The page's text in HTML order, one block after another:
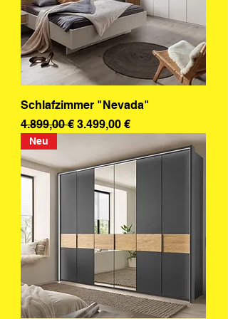
Schlafzimmer "Nevada"
Standardpreis
4.899,00 € Sale-Preis
3.499,00 €
Neu